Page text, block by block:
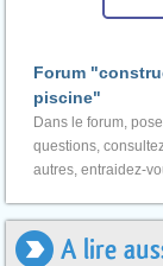
Forum
piscine"
Dans le forum,
questions,
autres, entraidez-
A lire